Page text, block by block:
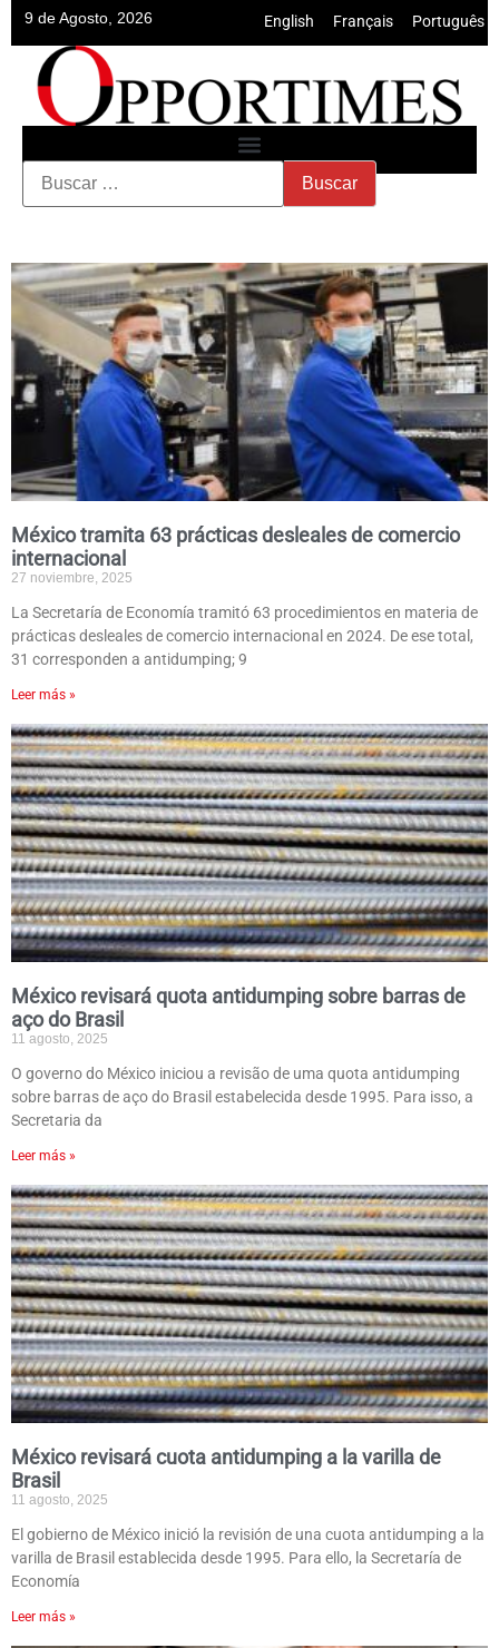
9 de Agosto, 2026 English Français Português
México tramita 63 prácticas desleales de comercio
internacional
27 noviembre, 2025
La Secretaría de Economía tramitó 63 procedimientos en materia de
prácticas desleales de comercio internacional en 2024. De ese total,
31 corresponden a antidumping; 9
Leer más »
México revisará quota antidumping sobre barras de
aço do Brasil
11 agosto, 2025
O governo do México iniciou a revisão de uma quota antidumping
sobre barras de aço do Brasil estabelecida desde 1995. Para isso, a
Secretaria da
Leer más »
México revisará cuota antidumping a la varilla de
Brasil
11 agosto, 2025
El gobierno de México inició la revisión de una cuota antidumping a la
varilla de Brasil establecida desde 1995. Para ello, la Secretaría de
Economía
Leer más »